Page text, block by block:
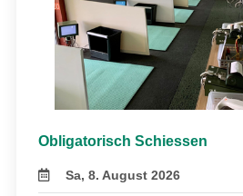
Obligatorisch Schiessen
Sa, 8. August 2026